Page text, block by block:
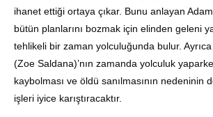
ihanet ettiği ortaya çıkar. Bunu anlayan Adam
bütün planlarını bozmak için elinden geleni
tehlikeli bir zaman yolculuğunda bulur. Ayrıca
(Zoe Saldana)’nın zamanda yolculuk
kaybolması ve öldü sanılmasının nedeninin
işleri iyice karıştıracaktır.